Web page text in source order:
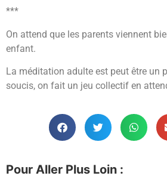
***
On attend que les parents viennent
enfant.
La méditation adulte est peut être un
soucis, on fait un jeu collectif en
Pour Aller Plus Loin :